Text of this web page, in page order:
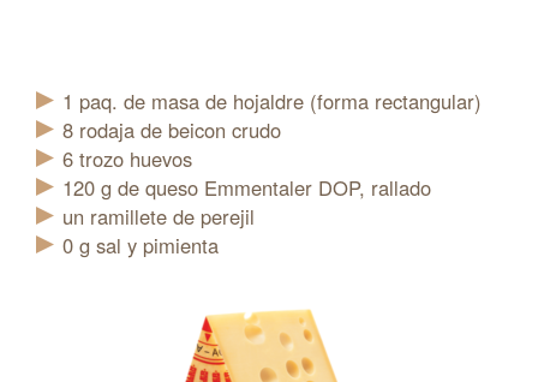
1 paq. de masa de hojaldre (forma rectangular)
8 rodaja de beicon crudo
6 trozo huevos
120 g de queso Emmentaler DOP, rallado
un ramillete de perejil
0 g sal y pimienta